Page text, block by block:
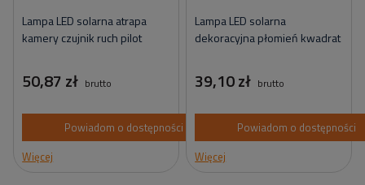
Lampa LED solarna atrapa
kamery czujnik ruch pilot
50,87 zł brutto
Powiadom o dostępności
Więcej
Lampa LED solarna
dekoracyjna płomień kwadrat
39,10 zł brutto
Powiadom o dostępności
Więcej